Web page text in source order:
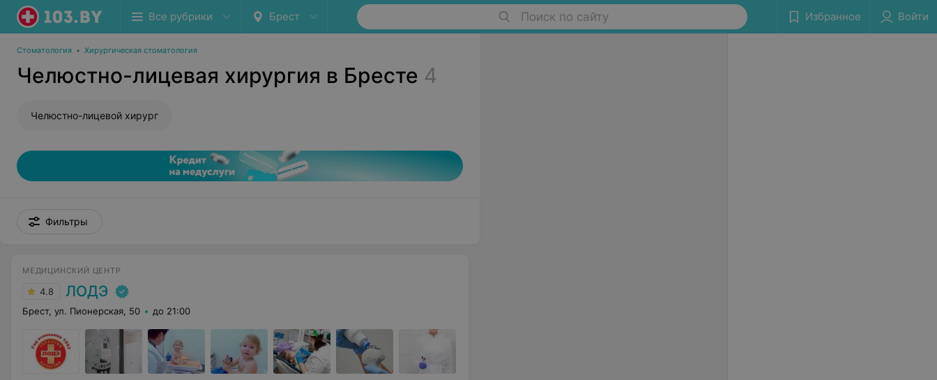
Все рубрики Брест Поиск по сайту Избранное Войти
Стоматология • Хирургическая стоматология
Челюстно-лицевая хирургия в Бресте 4
Челюстно-лицевой хирург
Фильтры
МЕДИЦИНСКИЙ ЦЕНТР
4.8 ЛОДЭ
Брест, ул. Пионерская, 50 до 21:00